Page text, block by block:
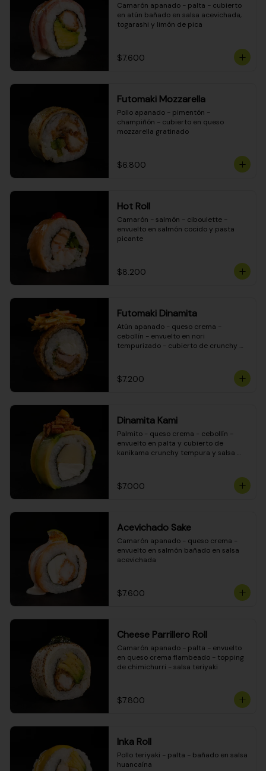
Camarón apanado - palta - cubierto
en atún bañado en salsa acevichada,
togarashi y limón de pica
$7.600
Futomaki Mozzarella
Pollo apanado - pimentón -
champiñón - cubierto en queso
mozzarella gratinado
$6.800
Hot Roll
Camarón - salmón - ciboulette -
envuelto en salmón cocido y pasta
picante
$8.200
Futomaki Dinamita
Atún apanado - queso crema -
cebollín - envuelto en nori
tempurizado - cubierto de crunchy
$7.200
Dinamita Kami
Palmito - queso crema - cebollín -
envuelto en palta y cubierto de
kanikama crunchy tempura y salsa
$7.000
Acevichado Sake
Camarón apanado - queso crema -
envuelto en salmón bañado en salsa
acevichada
$7.600
Cheese Parrillero Roll
Camarón apanado - palta - envuelto
en queso crema flambeado - topping
de chimichurri - salsa teriyaki
$7.800
Inka Roll
Pollo teriyaki - palta - bañado en salsa
huancaína